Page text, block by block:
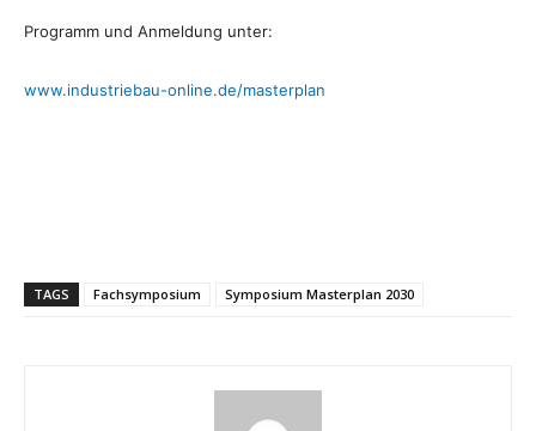
Programm und Anmeldung unter:
www.industriebau-online.de/masterplan
TAGS Fachsymposium Symposium Masterplan 2030